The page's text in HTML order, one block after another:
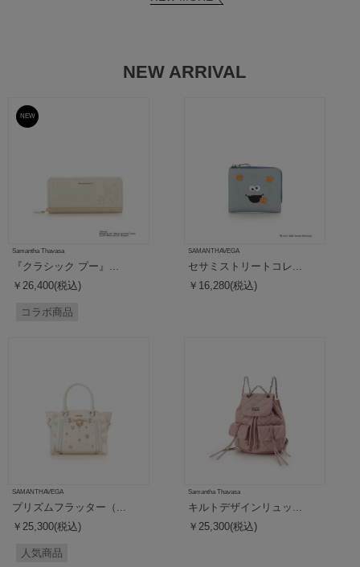
NEW ARRIVAL
予約
NEW
Samantha Thavasa
『クラシック プー』...
￥26,400(税込)
コラボ商品
SAMANTHAVEGA
セサミストリートコレ...
￥16,280(税込)
SAMANTHAVEGA
プリズムフラッター（...
￥25,300(税込)
人気商品
Samantha Thavasa
キルトデザインリュッ...
￥25,300(税込)